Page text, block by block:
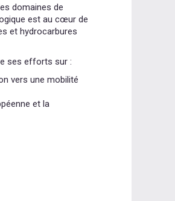
domaines de
est au cœur de
et hydrocarbures
ses efforts sur :
vers une mobilité
et la